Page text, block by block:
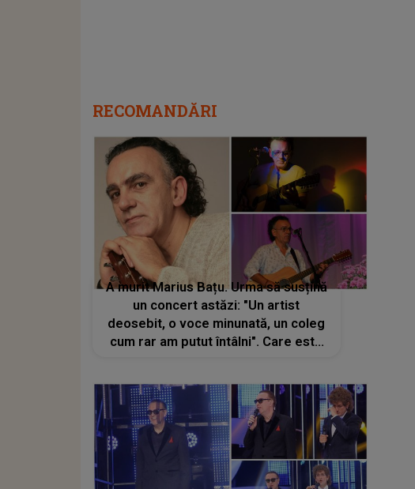
RECOMANDĂRI
A murit Marius Bațu. Urma să susțină
un concert astăzi: "Un artist
deosebit, o voce minunată, un coleg
cum rar am putut întâlni". Care este